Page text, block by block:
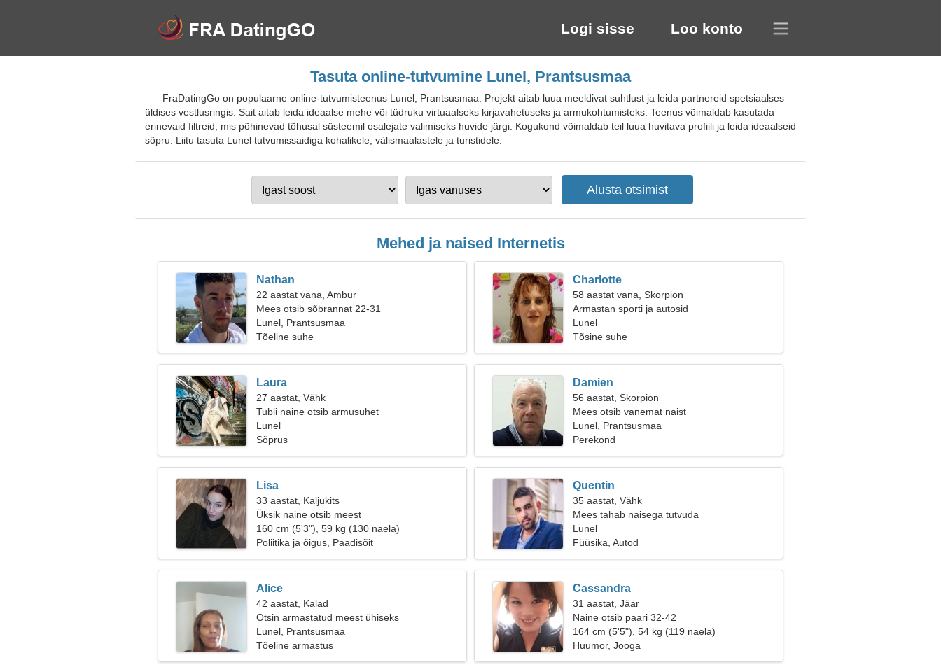
Logi sisse Loo konto
Tasuta online-tutvumine Lunel, Prantsusmaa
FraDatingGo on populaarne online-tutvumisteenus Lunel, Prantsusmaa. Projekt aitab luua meeldivat suhtlust ja leida partnereid spetsiaalses
üldises vestlusringis. Sait aitab leida ideaalse mehe või tüdruku virtuaalseks kirjavahetuseks ja armukohtumisteks. Teenus võimaldab kasutada
erinevaid filtreid, mis põhinevad tõhusal süsteemil osalejate valimiseks huvide järgi. Kogukond võimaldab teil luua huvitava profiili ja leida ideaalseid
sõpru. Liitu tasuta Lunel tutvumissaidiga kohalikele, välismaalastele ja turistidele.
Mehed ja naised Internetis
Nathan
22 aastat vana, Ambur
Mees otsib sõbrannat 22-31
Lunel, Prantsusmaa
Tõeline suhe
Charlotte
58 aastat vana, Skorpion
Armastan sporti ja autosid
Lunel
Tõsine suhe
Laura
27 aastat, Vähk
Tubli naine otsib armusuhet
Lunel
Sõprus
Damien
56 aastat, Skorpion
Mees otsib vanemat naist
Lunel, Prantsusmaa
Perekond
Lisa
33 aastat, Kaljukits
Üksik naine otsib meest
160 cm (5'3"), 59 kg (130 naela)
Poliitika ja õigus, Paadisõit
Quentin
35 aastat, Vähk
Mees tahab naisega tutvuda
Lunel
Füüsika, Autod
Alice
42 aastat, Kalad
Otsin armastatud meest ühiseks
suusatamiseks
Lunel, Prantsusmaa
Tõeline armastus
Cassandra
31 aastat, Jäär
Naine otsib paari 32-42
164 cm (5'5"), 54 kg (119 naela)
Huumor, Jooga